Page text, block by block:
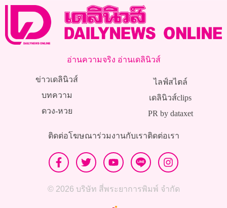
อ่านความจริง อ่านเดลินิวส์
ข่าวเดลินิวส์
บทความ
ดวง-หวย
ไลฟ์สไตล์
เดลินิวส์clips
PR by dataxet
ติดต่อโฆษณาร่วมงานกับเราติดต่อเรา
© 2026 บริษัท สี่พระยาการพิมพ์ จำกัด